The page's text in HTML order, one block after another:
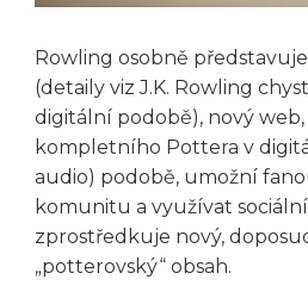
Rowling osobně
(detaily viz J.K. Rowling
digitální podobě), nový
kompletního Pottera v
audio) podobě, umožní
komunitu a využívat
zprostředkuje nový,
„potterovský“ obsah.